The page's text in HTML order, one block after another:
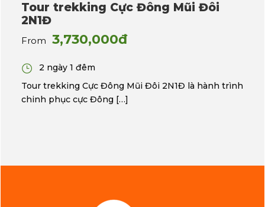
Tour trekking Cực Đông Mũi Đôi
2N1Đ
From 3,730,000đ
2 ngày 1 đêm
Tour trekking Cực Đông Mũi Đôi 2N1Đ là hành trình
chinh phục cực Đông […]